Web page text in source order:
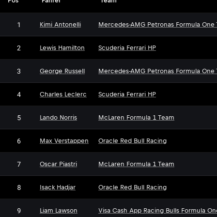
1 Kimi Antonelli Mercedes-AMG Petronas Formula One
2 Lewis Hamilton Scuderia Ferrari HP
3 George Russell Mercedes-AMG Petronas Formula One
4 Charles Leclerc Scuderia Ferrari HP
5 Lando Norris McLaren Formula 1 Team
6 Max Verstappen Oracle Red Bull Racing
7 Oscar Piastri McLaren Formula 1 Team
8 Isack Hadjar Oracle Red Bull Racing
9 Liam Lawson Visa Cash App Racing Bulls Formula